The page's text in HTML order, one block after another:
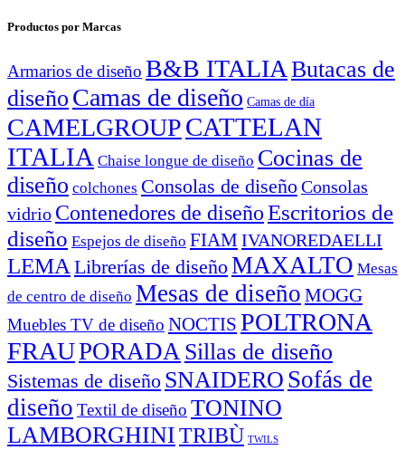
Productos por Marcas
Armarios de diseño B&B ITALIAButacas de
diseño Camas de diseño Camas de día
CAMELGROUPCATTELAN
ITALIA Chaise longue de diseño Cocinas de
diseño colchones Consolas de diseñoConsolas
vidrio Contenedores de diseñoEscritorios de
diseño Espejos de diseño FIAM IVANOREDAELLI
LEMA Librerías de diseñoMAXALTO Mesas
de centro de diseño Mesas de diseño MOGG
Muebles TV de diseño NOCTIS POLTRONA
FRAUPORADASillas de diseño
Sistemas de diseño SNAIDERO Sofás de
diseño Textil de diseño TONINO
LAMBORGHINITRIBÙ TWILS